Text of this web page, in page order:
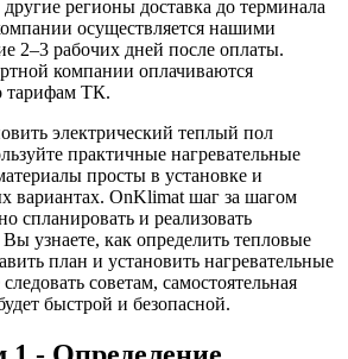
регионы доставка до терминала
осуществляется нашими
2–3 рабочих дней после оплаты.
компании оплачиваются
тарифам ТК.
электрический теплый пол
практичные нагревательные
просты в установке и
вариантах. OnKlimat шаг за шагом
спланировать и реализовать
узнаете, как определить тепловые
план и установить нагревательные
советам, самостоятельная
быстрой и безопасной.